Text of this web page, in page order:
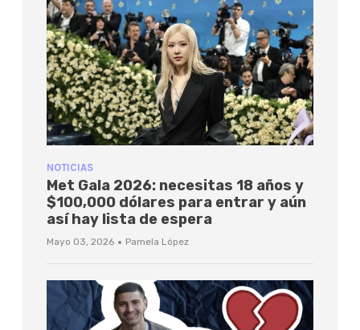
NOTICIAS
Met Gala 2026: necesitas 18 años y
$100,000 dólares para entrar y aún
así hay lista de espera
Mayo 03, 2026 · Pamela López